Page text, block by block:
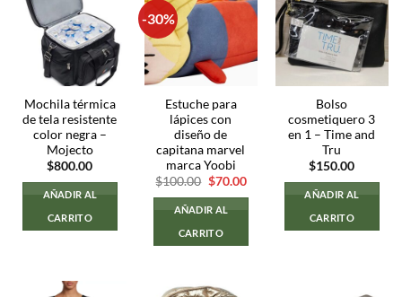
Mochila térmica
de tela resistente
color negra –
Mojecto
$800.00
AÑADIR AL
CARRITO
-30%
Estuche para
lápices con
diseño de
capitana marvel
marca Yoobi
$100.00 El
original
era:
$100.00.
$70.00El
$70.00.
AÑADIR AL
CARRITO
Bolso
cosmetiquero 3
en 1 – Time and
Tru
$150.00
AÑADIR AL
CARRITO